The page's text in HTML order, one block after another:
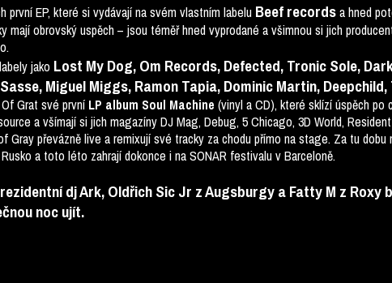
EP, které si vydávají na svém vlastním labelu Beef recordsa hned
mají obrovský uspěch – jsou téměř hned vyprodané a všimnou si jich
jako Lost My Dog, Om Records, Defected, Tronic Sole,
Miguel Miggs, Ramon Tapia, Dominic Martin,
Grat své první LP album Soul Machine (vinyl a CD), které sklízí úspěch
a všímají si jich magazíny DJ Mag, Debug, 5 Chicago, 3D World,
Gray převázně live a remixují své tracky za chodu přímo na stage. Za tu dobu
a toto léto zahrají dokonce i na SONAR festivalu v Barceloně.
dj Ark, Oldřich Sic Jr z Augsburgy a Fatty M z Roxy
noc ujít.